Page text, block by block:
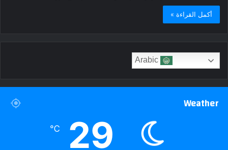
أكمل القراءة »
Weather
29
℃